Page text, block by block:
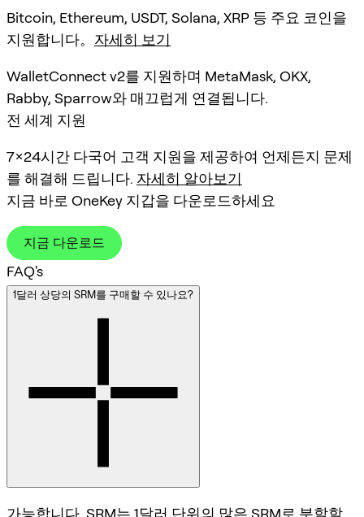
Bitcoin, Ethereum, USDT, Solana, XRP 등 주요 코인을
지원합니다。 자세히 보기
WalletConnect v2를 지원하며 MetaMask, OKX,
Rabby, Sparrow와 매끄럽게 연결됩니다.
전 세계 지원
7×24시간 다국어 고객 지원을 제공하여 언제든지 문제
를 해결해 드립니다. 자세히 알아보기
지금 바로 OneKey 지갑을 다운로드하세요
지금 다운로드
FAQ's
1달러 상당의 SRM를 구매할 수 있나요?
가능합니다, SRM는 1달러 단위의 많은 SRM로 분할할